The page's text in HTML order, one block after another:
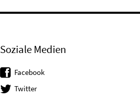
Soziale Medien
Facebook
Twitter